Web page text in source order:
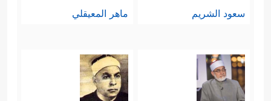
سعود الشريم ماهر المعيقلي